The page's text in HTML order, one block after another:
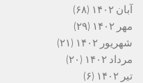
آبان ۱۴۰۲
(۶۸)
مهر ۱۴۰۲
(۲۹)
شهریور ۱۴۰۲
(۲۱)
مرداد ۱۴۰۲
(۲۰)
تیر ۱۴۰۲
(۶)